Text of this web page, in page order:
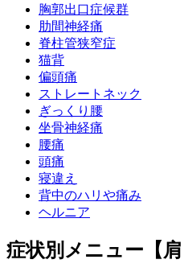
胸郭出口症候群
肋間神経痛
脊柱管狭窄症
猫背
偏頭痛
ストレートネック
ぎっくり腰
坐骨神経痛
腰痛
頭痛
寝違え
背中のハリや痛み
ヘルニア
症状別メニュー【肩